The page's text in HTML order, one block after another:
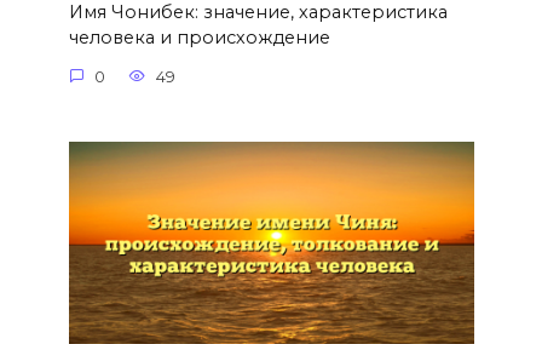
Имя Чонибек: значение, характеристика
человека и происхождение
0 49